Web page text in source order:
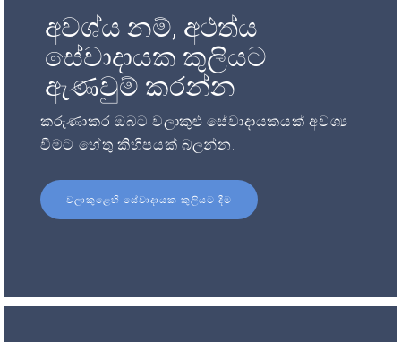
අවශ්ය නම්, අථත්ය
සේවාදායක කුලියට
ඇණවුම් කරන්න
කරුණාකර ඔබට වලාකුළු සේවාදායකයක් අවශ්‍ය
වීමට හේතු කිහිපයක් බලන්න.
වලාකුළෙහි සේවාදායක කුලියට දීම